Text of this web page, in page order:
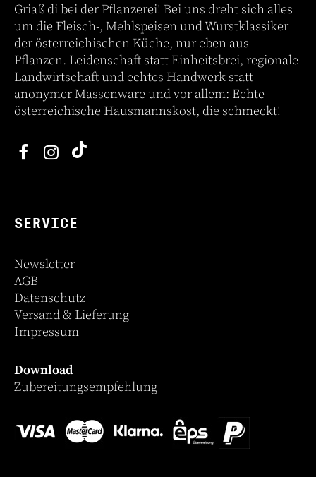
Griaß di bei der Pflanzerei! Bei uns dreht sich alles
um die Fleisch-, Mehlspeisen und Wurstklassiker
der österreichischen Küche, nur eben aus
Pflanzen. Leidenschaft statt Einheitsbrei, regionale
Landwirtschaft und echtes Handwerk statt
anonymer Massenware und vor allem: Echte
österreichische Hausmannskost, die schmeckt!
SERVICE
Newsletter
AGB
Datenschutz
Versand & Lieferung
Impressum
Download
Zubereitungsempfehlung